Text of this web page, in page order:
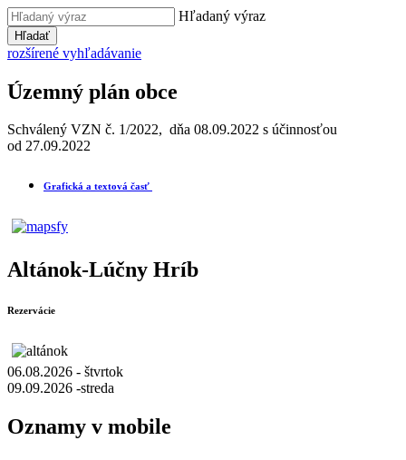
Hľadaný výraz
Hľadať
rozšírené vyhľadávanie
Územný plán obce
Schválený VZN č. 1/2022, dňa 08.09.2022 s účinnosťou
od 27.09.2022
Grafická a textová časť
Altánok-Lúčny Hríb
Rezervácie
06.08.2026 - štvrtok
09.09.2026 -streda
Oznamy v mobile